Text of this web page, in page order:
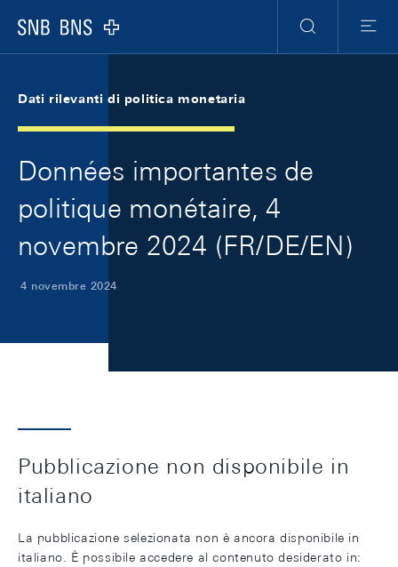
Logo
Ricerca
Menu
Dati rilevanti di politica monetaria
Données importantes de
politique monétaire, 4
novembre 2024 (FR/DE/EN)
4 novembre 2024
Pubblicazione non disponibile in
italiano
La pubblicazione selezionata non è ancora disponibile in
italiano. È possibile accedere al contenuto desiderato in: